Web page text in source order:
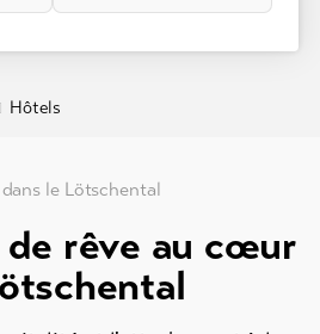
Hôtels
le Lötschental
rêve au cœur